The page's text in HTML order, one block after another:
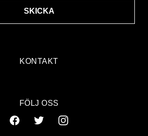
KONTAKT
SKICKA
FÖLJ OSS